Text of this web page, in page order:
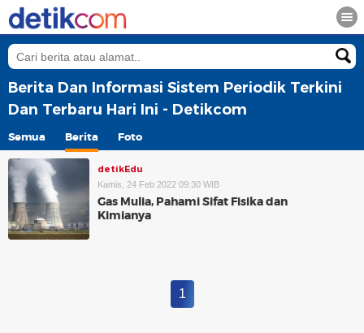
Berita Dan Informasi Sistem Periodik Terkini
Dan Terbaru Hari Ini - Detikcom
Semua Berita Foto
detikEdu
Kamis, 24 Feb 2022 09:30 WIB
Gas Mulia, Pahami Sifat Fisika dan
Kimianya
1